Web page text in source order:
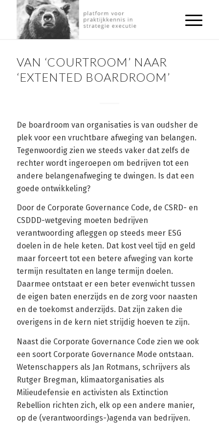
ARTIKELEN
VAN ‘COURTROOM’ NAAR
‘EXTENTED BOARDROOM’
De boardroom van organisaties is van oudsher de
plek voor een vruchtbare afweging van belangen.
Tegenwoordig zien we steeds vaker dat zelfs de
rechter wordt ingeroepen om bedrijven tot een
andere belangenafweging te dwingen. Is dat een
goede ontwikkeling?
Door de Corporate Governance Code, de CSRD- en
CSDDD-wetgeving moeten bedrijven
verantwoording afleggen op steeds meer ESG
doelen in de hele keten. Dat kost veel tijd en geld
maar forceert tot een betere afweging van korte
termijn resultaten en lange termijn doelen.
Daarmee ontstaat er een beter evenwicht tussen
de eigen baten enerzijds en de zorg voor naasten
en de toekomst anderzijds. Dat zijn zaken die
overigens in de kern niet strijdig hoeven te zijn.
Naast die Corporate Governance Code zien we ook
een soort Corporate Governance Mode ontstaan.
Wetenschappers als Jan Rotmans, schrijvers als
Rutger Bregman, klimaatorganisaties als
Milieudefensie en activisten als Extinction
Rebellion richten zich, elk op een andere manier,
op de (verantwoordings-)agenda van bedrijven.